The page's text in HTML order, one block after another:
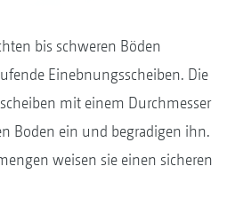
bis schweren Böden
Einebnungsscheiben. Die
mit einem Durchmesser
Boden ein und begradigen ihn.
weisen sie einen sicheren